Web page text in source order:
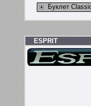
Буклет
ESPRIT